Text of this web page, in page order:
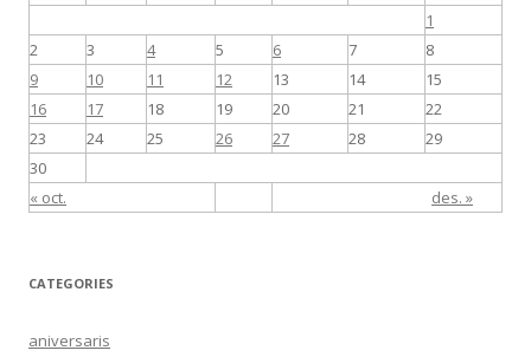
« oct. des. »
1
2
3 4 5 6 7
8
9
10 11 12 13 14
15
16
17 18 19 20 21
22
23
24 25 26 27 28
29
30
CATEGORIES
aniversaris